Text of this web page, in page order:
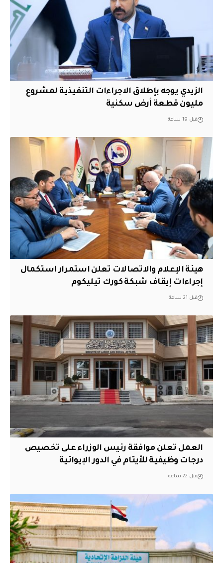
الزيدي يوجه بإطلاق الاجراءات التنفيذية لمشروع
مليون قطعة أرض سكنية
قبل 19 ساعة
هيئة الإعلام والاتصالات تعلن استمرار استكمال
إجراءات إيقاف شبكة كورك تيليكوم
قبل 21 ساعة
العمل تعلن موافقة رئيس الوزراء على تخصيص
درجات وظيفية للأيتام في الدور الإيوائية
قبل 22 ساعة